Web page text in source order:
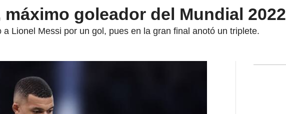
goleador del Mundial 2022
Lionel Messi por un gol, pues en la gran final anotó un triplete.